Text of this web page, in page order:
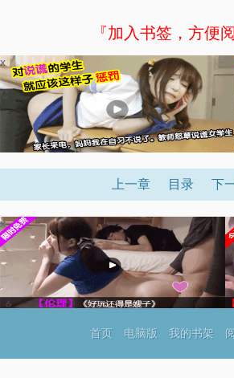
『加入书签，方便
x
上一章 目录 下
x
首页 电脑版 我的书架